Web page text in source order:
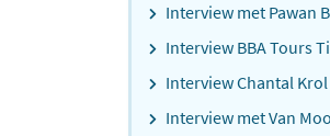
Interview met Pawan
Interview BBA Tours
Interview Chantal
Interview met Van